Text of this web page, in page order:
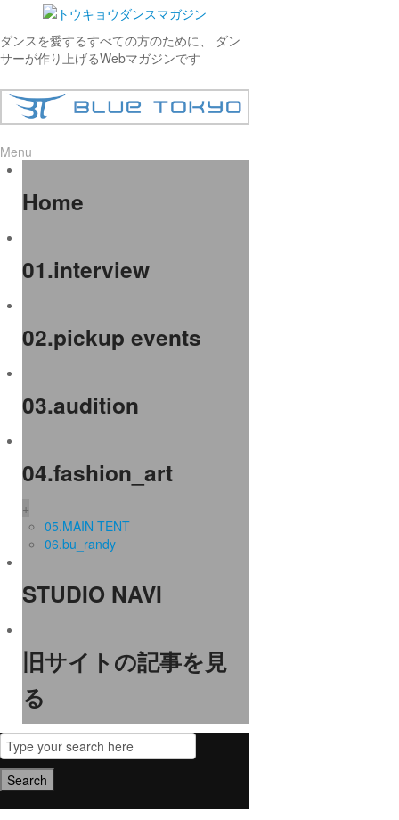
ダンスを愛するすべての方のために、 ダン
サーが作り上げるWebマガジンです
Menu
Home
01.interview
02.pickup events
03.audition
04.fashion_art
+
05.MAIN TENT
06.bu_randy
STUDIO NAVI
旧サイトの記事を見
る